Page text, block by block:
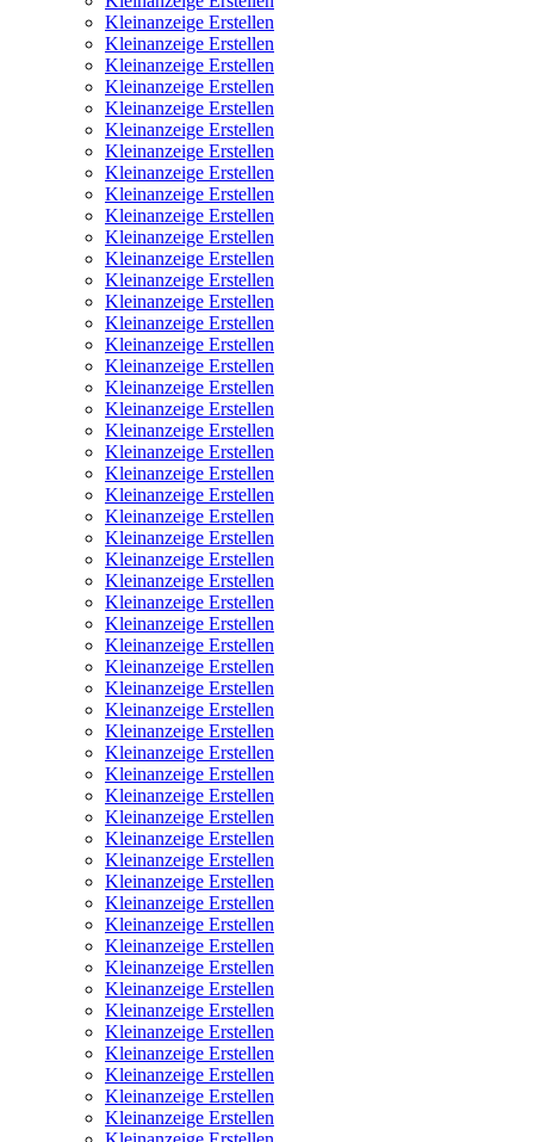
Kleinanzeige Erstellen
Kleinanzeige Erstellen
Kleinanzeige Erstellen
Kleinanzeige Erstellen
Kleinanzeige Erstellen
Kleinanzeige Erstellen
Kleinanzeige Erstellen
Kleinanzeige Erstellen
Kleinanzeige Erstellen
Kleinanzeige Erstellen
Kleinanzeige Erstellen
Kleinanzeige Erstellen
Kleinanzeige Erstellen
Kleinanzeige Erstellen
Kleinanzeige Erstellen
Kleinanzeige Erstellen
Kleinanzeige Erstellen
Kleinanzeige Erstellen
Kleinanzeige Erstellen
Kleinanzeige Erstellen
Kleinanzeige Erstellen
Kleinanzeige Erstellen
Kleinanzeige Erstellen
Kleinanzeige Erstellen
Kleinanzeige Erstellen
Kleinanzeige Erstellen
Kleinanzeige Erstellen
Kleinanzeige Erstellen
Kleinanzeige Erstellen
Kleinanzeige Erstellen
Kleinanzeige Erstellen
Kleinanzeige Erstellen
Kleinanzeige Erstellen
Kleinanzeige Erstellen
Kleinanzeige Erstellen
Kleinanzeige Erstellen
Kleinanzeige Erstellen
Kleinanzeige Erstellen
Kleinanzeige Erstellen
Kleinanzeige Erstellen
Kleinanzeige Erstellen
Kleinanzeige Erstellen
Kleinanzeige Erstellen
Kleinanzeige Erstellen
Kleinanzeige Erstellen
Kleinanzeige Erstellen
Kleinanzeige Erstellen
Kleinanzeige Erstellen
Kleinanzeige Erstellen
Kleinanzeige Erstellen
Kleinanzeige Erstellen
Kleinanzeige Erstellen